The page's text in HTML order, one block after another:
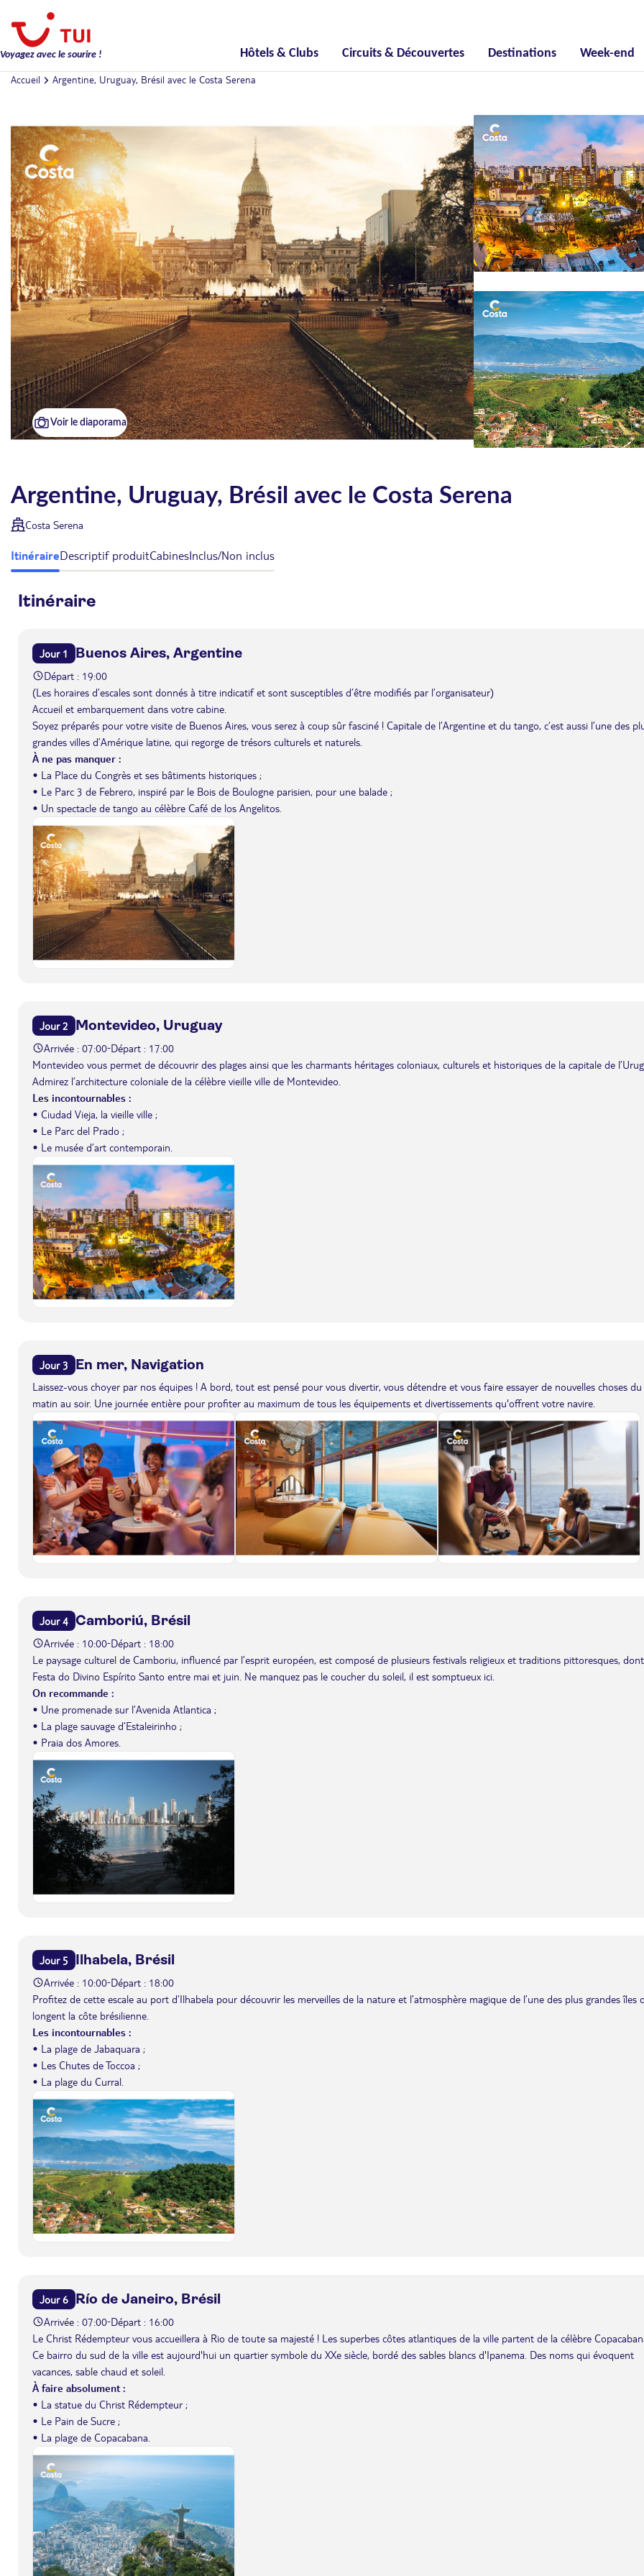
Voyagez avec le sourire ! Hôtels & Clubs Circuits & Découvertes Destinations Week-end
Accueil Argentine, Uruguay, Brésil avec le Costa Serena
Voir le diaporama
Argentine, Uruguay, Brésil avec le Costa Serena
Costa Serena
ItinéraireDescriptif produitCabinesInclus/Non inclus
Itinéraire
Jour 1 Buenos Aires, Argentine
Départ : 19:00
(Les horaires d’escales sont donnés à titre indicatif et sont susceptibles d’être modifiés par l’organisateur)
Accueil et embarquement dans votre cabine.
Soyez préparés pour votre visite de Buenos Aires, vous serez à coup sûr fasciné ! Capitale de l’Argentine et du tango, c’est aussi l’une des
grandes villes d’Amérique latine, qui regorge de trésors culturels et naturels.
À ne pas manquer :
• La Place du Congrès et ses bâtiments historiques ;
• Le Parc 3 de Febrero, inspiré par le Bois de Boulogne parisien, pour une balade ;
• Un spectacle de tango au célèbre Café de los Angelitos.
Jour 2 Montevideo, Uruguay
Arrivée : 07:00-Départ : 17:00
Montevideo vous permet de découvrir des plages ainsi que les charmants héritages coloniaux, culturels et historiques de la capitale de
Admirez l’architecture coloniale de la célèbre vieille ville de Montevideo.
Les incontournables :
• Ciudad Vieja, la vieille ville ;
• Le Parc del Prado ;
• Le musée d’art contemporain.
Jour 3 En mer, Navigation
Laissez-vous choyer par nos équipes ! A bord, tout est pensé pour vous divertir, vous détendre et vous faire essayer de nouvelles choses du
matin au soir. Une journée entière pour profiter au maximum de tous les équipements et divertissements qu'offrent votre navire.
Jour 4 Camboriú, Brésil
Arrivée : 10:00-Départ : 18:00
Le paysage culturel de Camboriu, influencé par l’esprit européen, est composé de plusieurs festivals religieux et traditions pittoresques,
Festa do Divino Espírito Santo entre mai et juin. Ne manquez pas le coucher du soleil, il est somptueux ici.
On recommande :
• Une promenade sur l’Avenida Atlantica ;
• La plage sauvage d’Estaleirinho ;
• Praia dos Amores.
Jour 5 Ilhabela, Brésil
Arrivée : 10:00-Départ : 18:00
Profitez de cette escale au port d’Ilhabela pour découvrir les merveilles de la nature et l’atmosphère magique de l’une des plus grandes îles
longent la côte brésilienne.
Les incontournables :
• La plage de Jabaquara ;
• Les Chutes de Toccoa ;
• La plage du Curral.
Jour 6 Río de Janeiro, Brésil
Arrivée : 07:00-Départ : 16:00
Le Christ Rédempteur vous accueillera à Rio de toute sa majesté ! Les superbes côtes atlantiques de la ville partent de la célèbre
Ce bairro du sud de la ville est aujourd'hui un quartier symbole du XXe siècle, bordé des sables blancs d'Ipanema. Des noms qui évoquent
vacances, sable chaud et soleil.
À faire absolument :
• La statue du Christ Rédempteur ;
• Le Pain de Sucre ;
• La plage de Copacabana.